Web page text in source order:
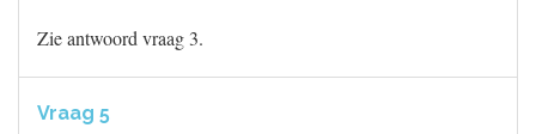
Zie antwoord vraag 3.
Vraag 5